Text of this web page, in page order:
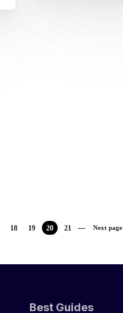
18 19 20 21 Next page
Best Guides